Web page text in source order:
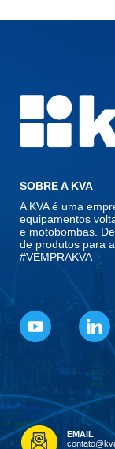
SOBRE A KVA
A KVA é uma
equipamentos
e motobombas.
de produtos para
#VEMPRAKVA
EMAIL